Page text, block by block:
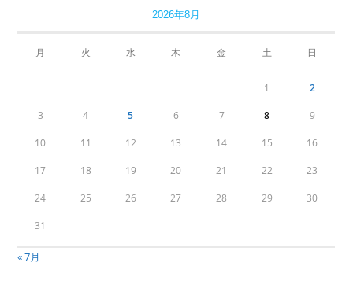
2026年8月
月 火 水 木 金 土 日
1 2
3 4 5 6 7 8 9
10 11 12 13 14 15 16
17 18 19 20 21 22 23
24 25 26 27 28 29 30
31
« 7月